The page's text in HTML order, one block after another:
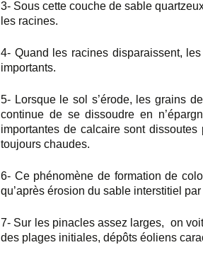
3- Sous cette couche de sable
les racines.
4- Quand les racines disparaissent,
importants.
5- Lorsque le sol s’érode, les grains
continue de se dissoudre en
importantes de calcaire sont
toujours chaudes.
6- Ce phénomène de formation de
qu’après érosion du sable interstitiel
7- Sur les pinacles assez larges, on
des plages initiales, dépôts éoliens